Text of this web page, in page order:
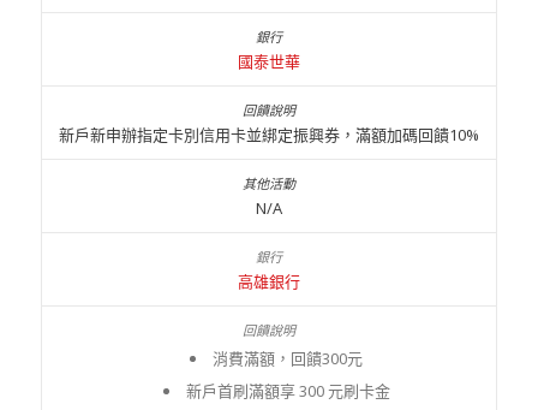
國泰世華
新戶新申辦指定卡別信用卡並綁定振興券，滿額加碼回饋10%
N/A
高雄銀行
消費滿額，回饋300元
新戶首刷滿額享 300 元刷卡金